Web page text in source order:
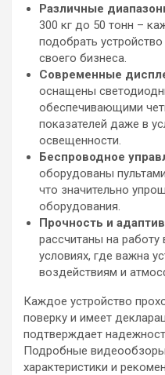
Различные
300 кг до 50 тонн –
подобрать
своего бизнеса.
Современные
оснащены
обеспечивающими
показателей даже в
освещенности.
Беспроводное
оборудованы
что значительно
оборудования.
Прочность и
рассчитаны на
условиях, где важна
воздействиям и
Каждое устройство
поверку и имеет
подтверждает
Подробные
характеристики и